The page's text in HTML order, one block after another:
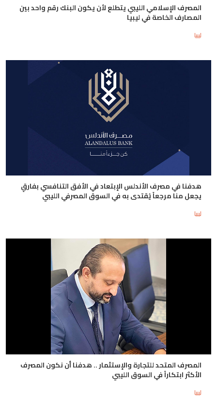
المصرف الإسلامي الليبي يتطلع لأن يكون البنك رقم واحد بين
المصارف الخاصة في ليبيا
ليبيا
هدفنا في مصرف الأندلس الإبتعاد في الأفق التنافسي بفارقٍ
يجعل منا مرجعاً يُقتدى به في السوق المصرفي الليبي
ليبيا
المصرف المتحد للتجارة والإستثمار .. هدفنا أن نكون المصرف
الأكثر ابتكاراً في السوق الليبي
ليبيا